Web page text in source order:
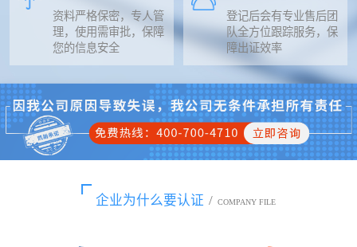
资料严格保密，专人管
理，使用需审批，保障
您的信息安全
登记后会有专业售后团
队全方位跟踪服务，保
障出证效率
企业为什么要认证 / COMPANY FILE